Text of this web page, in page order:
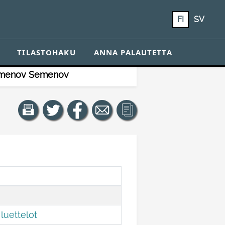
FI SV
TILASTOHAKU ANNA PALAUTETTA
Semenov
luettelot